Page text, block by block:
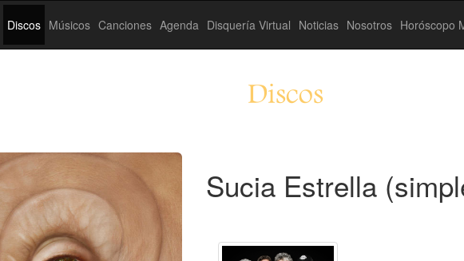
Discos Músicos Canciones Agenda Disquería Virtual Noticias Nosotros Horóscopo
Discos
Sucia Estrella